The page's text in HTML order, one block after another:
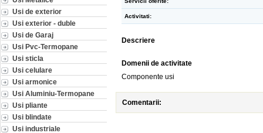
Usi de exterior
Usi exterior - duble
Usi de Garaj
Usi Pvc-Termopane
Usi sticla
Usi celulare
Usi armonice
Usi Aluminiu-Termopane
Usi pliante
Usi blindate
Usi industriale
Activitati:
Descriere
Domenii de activitate
Componente usi
Comentarii: